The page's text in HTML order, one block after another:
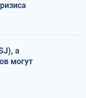
а
могут